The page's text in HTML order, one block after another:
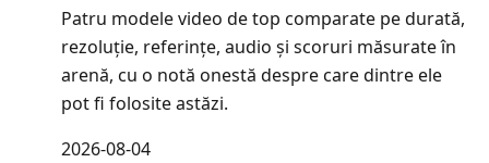
Patru modele video de top comparate pe durată,
rezoluție, referințe, audio și scoruri măsurate în
arenă, cu o notă onestă despre care dintre ele
pot fi folosite astăzi.
2026-08-04